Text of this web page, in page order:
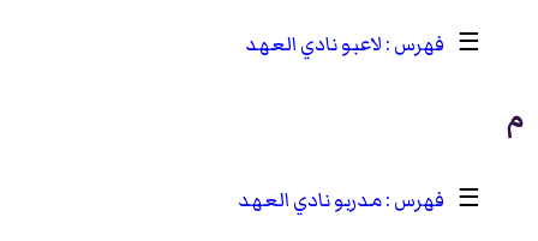
☰ لاعبو نادي العهد
م
☰ مدربو نادي العهد